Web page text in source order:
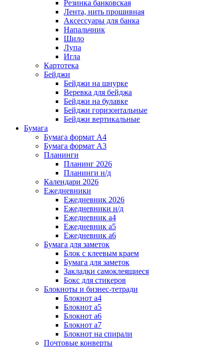
Резинка банковская
Лента, нить прошивная
Аксессуары для банка
Напальчник
Шило
Лупа
Игла
Картотека
Бейджи
Бейджи на шнурке
Веревка для бейджа
Бейджи на булавке
Бейджи горизонтальные
Бейджи вертикальные
Бумага
Бумага формат А4
Бумага формат А3
Планинги
Планинг 2026
Планинги н/д
Календари 2026
Ежедневники
Ежедневник 2026
Ежедневники н/д
Ежедневник а4
Ежедневник а5
Ежедневник а6
Бумага для заметок
Блок с клеевым краем
Бумага для заметок
Закладки самоклеящиеся
Бокс для стикеров
Блокноты и бизнес-тетради
Блокнот а4
Блокнот а5
Блокнот а6
Блокнот а7
Блокнот на спирали
Почтовые конверты